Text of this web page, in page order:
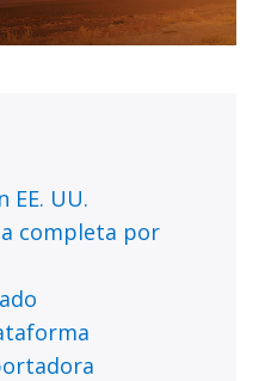
EE. UU.
completa por